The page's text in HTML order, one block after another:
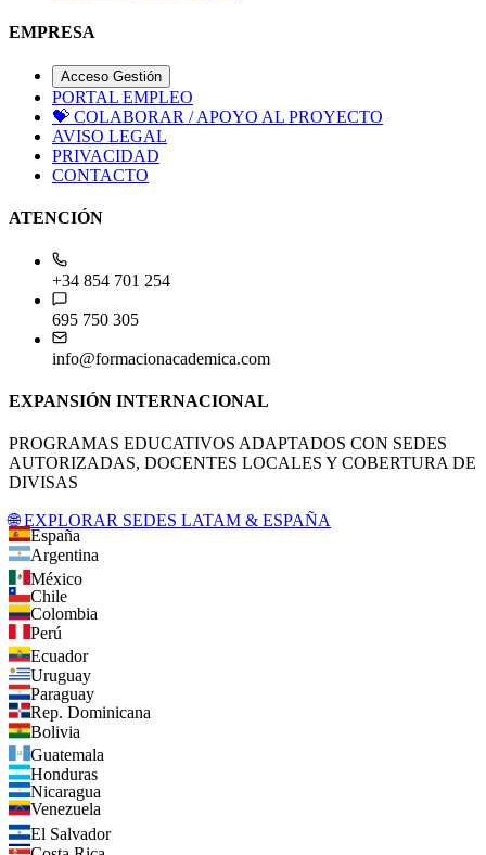
EMPRESA
Acceso Gestión
PORTAL EMPLEO
💝 COLABORAR / APOYO AL PROYECTO
AVISO LEGAL
PRIVACIDAD
CONTACTO
ATENCIÓN
+34 854 701 254
695 750 305
info@formacionacademica.com
EXPANSIÓN INTERNACIONAL
PROGRAMAS EDUCATIVOS ADAPTADOS CON SEDES
AUTORIZADAS, DOCENTES LOCALES Y COBERTURA DE
DIVISAS
🌐 EXPLORAR SEDES LATAM & ESPAÑA
España
Argentina
México
Chile
Colombia
Perú
Ecuador
Uruguay
Paraguay
Rep. Dominicana
Bolivia
Guatemala
Honduras
Nicaragua
Venezuela
El Salvador